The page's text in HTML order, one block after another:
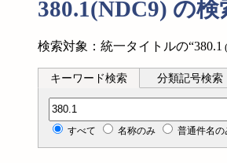
380.1(NDC9) の検
検索対象：統一タイトルの“380.1
キーワード検索 分類記号検索
分類記号検索
すべて 名称のみ 普通件名の